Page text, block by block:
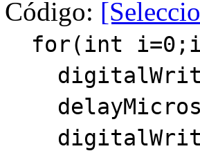
Código:
for(int